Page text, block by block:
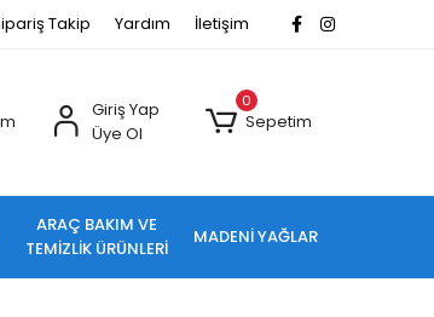
Takip Yardım İletişim
Giriş Yap
Üye Ol
0
Sepetim
ARAÇ BAKIM VE
TEMİZLİK ÜRÜNLERİ
MADENİ YAĞLAR